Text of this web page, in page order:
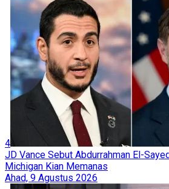
4
JD Vance Sebut Abdurrahman El-
Michigan Kian Memanas
Ahad, 9 Agustus 2026